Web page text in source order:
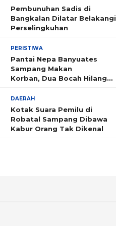
Pembunuhan Sadis di
Bangkalan Dilatar Belakangi
Perselingkuhan
PERISTIWA
Pantai Nepa Banyuates
Sampang Makan
Korban, Dua Bocah Hilang
DAERAH
Kotak Suara Pemilu di
Robatal Sampang Dibawa
Kabur Orang Tak Dikenal